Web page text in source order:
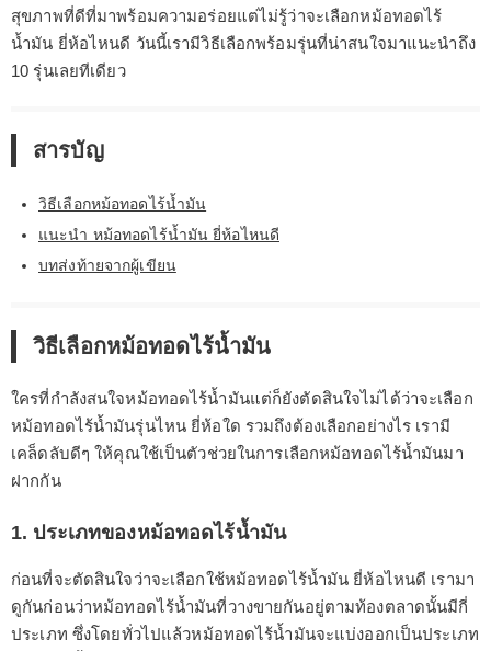
สุขภาพที่ดีที่มาพร้อมความอร่อยแต่ไม่รู้ว่าจะเลือกหม้อทอดไร้
น้ำมัน ยี่ห้อไหนดี วันนี้เรามีวิธีเลือกพร้อมรุ่นที่น่าสนใจมาแนะนำถึง
10 รุ่นเลยทีเดียว
สารบัญ
วิธีเลือกหม้อทอดไร้น้ำมัน
แนะนำ หม้อทอดไร้น้ำมัน ยี่ห้อไหนดี
บทส่งท้ายจากผู้เขียน
วิธีเลือกหม้อทอดไร้น้ำมัน
ใครที่กำลังสนใจหม้อทอดไร้น้ำมันแต่ก็ยังตัดสินใจไม่ได้ว่าจะเลือก
หม้อทอดไร้น้ำมันรุ่นไหน ยี่ห้อใด รวมถึงต้องเลือกอย่างไร เรามี
เคล็ดลับดีๆ ให้คุณใช้เป็นตัวช่วยในการเลือกหม้อทอดไร้น้ำมันมา
ฝากกัน
1. ประเภทของหม้อทอดไร้น้ำมัน
ก่อนที่จะตัดสินใจว่าจะเลือกใช้หม้อทอดไร้น้ำมัน ยี่ห้อไหนดี เรามา
ดูกันก่อนว่าหม้อทอดไร้น้ำมันที่วางขายกันอยู่ตามท้องตลาดนั้นมีกี่
ประเภท ซึ่งโดยทั่วไปแล้วหม้อทอดไร้น้ำมันจะแบ่งออกเป็นประเภท